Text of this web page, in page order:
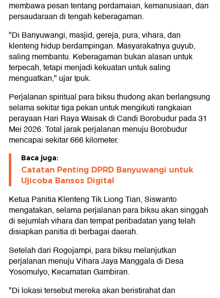
membawa pesan tentang perdamaian, kemanusiaan, dan
persaudaraan di tengah keberagaman.
"Di Banyuwangi, masjid, gereja, pura, vihara, dan
klenteng hidup berdampingan. Masyarakatnya guyub,
saling membantu. Keberagaman bukan alasan untuk
terpecah, tetapi menjadi kekuatan untuk saling
menguatkan," ujar Ipuk.
Perjalanan spiritual para biksu thudong akan berlangsung
selama sekitar tiga pekan untuk mengikuti rangkaian
perayaan Hari Raya Waisak di Candi Borobudur pada 31
Mei 2026. Total jarak perjalanan menuju Borobudur
mencapai sekitar 666 kilometer.
Baca juga:
Catatan Penting DPRD Banyuwangi untuk
Ujicoba Bansos Digital
Ketua Panitia Klenteng Tik Liong Tian, Siswanto
mengatakan, selama perjalanan para biksu akan singgah
di sejumlah vihara dan tempat peribadatan yang telah
disiapkan panitia di berbagai daerah.
Setelah dari Rogojampi, para biksu melanjutkan
perjalanan menuju Vihara Jaya Manggala di Desa
Yosomulyo, Kecamatan Gambiran.
"Di lokasi tersebut mereka akan beristirahat dan